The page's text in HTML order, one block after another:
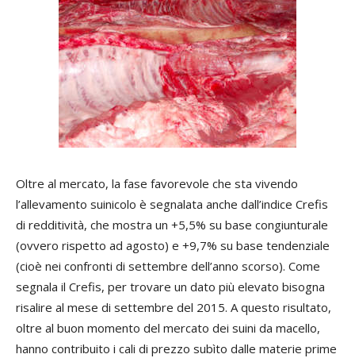
Oltre al mercato, la fase favorevole che sta vivendo
l’allevamento suinicolo è segnalata anche dall’indice Crefis
di redditività, che mostra un +5,5% su base congiunturale
(ovvero rispetto ad agosto) e +9,7% su base tendenziale
(cioè nei confronti di settembre dell’anno scorso). Come
segnala il Crefis, per trovare un dato più elevato bisogna
risalire al mese di settembre del 2015. A questo risultato,
oltre al buon momento del mercato dei suini da macello,
hanno contribuito i cali di prezzo subìto dalle materie prime